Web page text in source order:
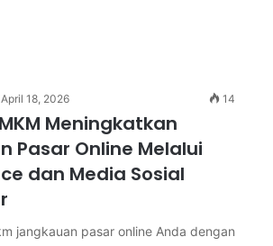
April 18, 2026 14
Meningkatkan
Pasar Online Melalui
dan Media Sosial
jangkauan pasar online Anda dengan